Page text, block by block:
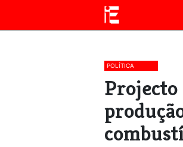
POLÍTICA
​Projecto